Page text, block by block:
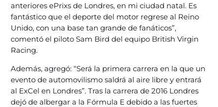
anteriores ePrixs de Londres, en mi ciudad natal. Es
fantástico que el deporte del motor regrese al Reino
Unido, con una base tan grande de fanáticos”,
comentó el piloto Sam Bird del equipo British Virgin
Racing.
Además, agregó: “Será la primera carrera en la que un
evento de automovilismo saldrá al aire libre y entrará
al ExCel en Londres”. Tras la carrera de 2016 Londres
dejó de albergar a la Fórmula E debido a las fuertes